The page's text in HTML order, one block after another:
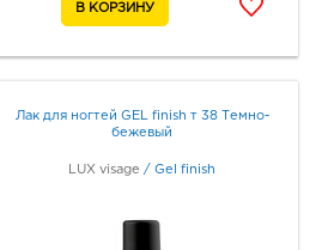
Лак для ногтей GEL finish т 38 Темно-
бежевый
LUX visage / Gel finish